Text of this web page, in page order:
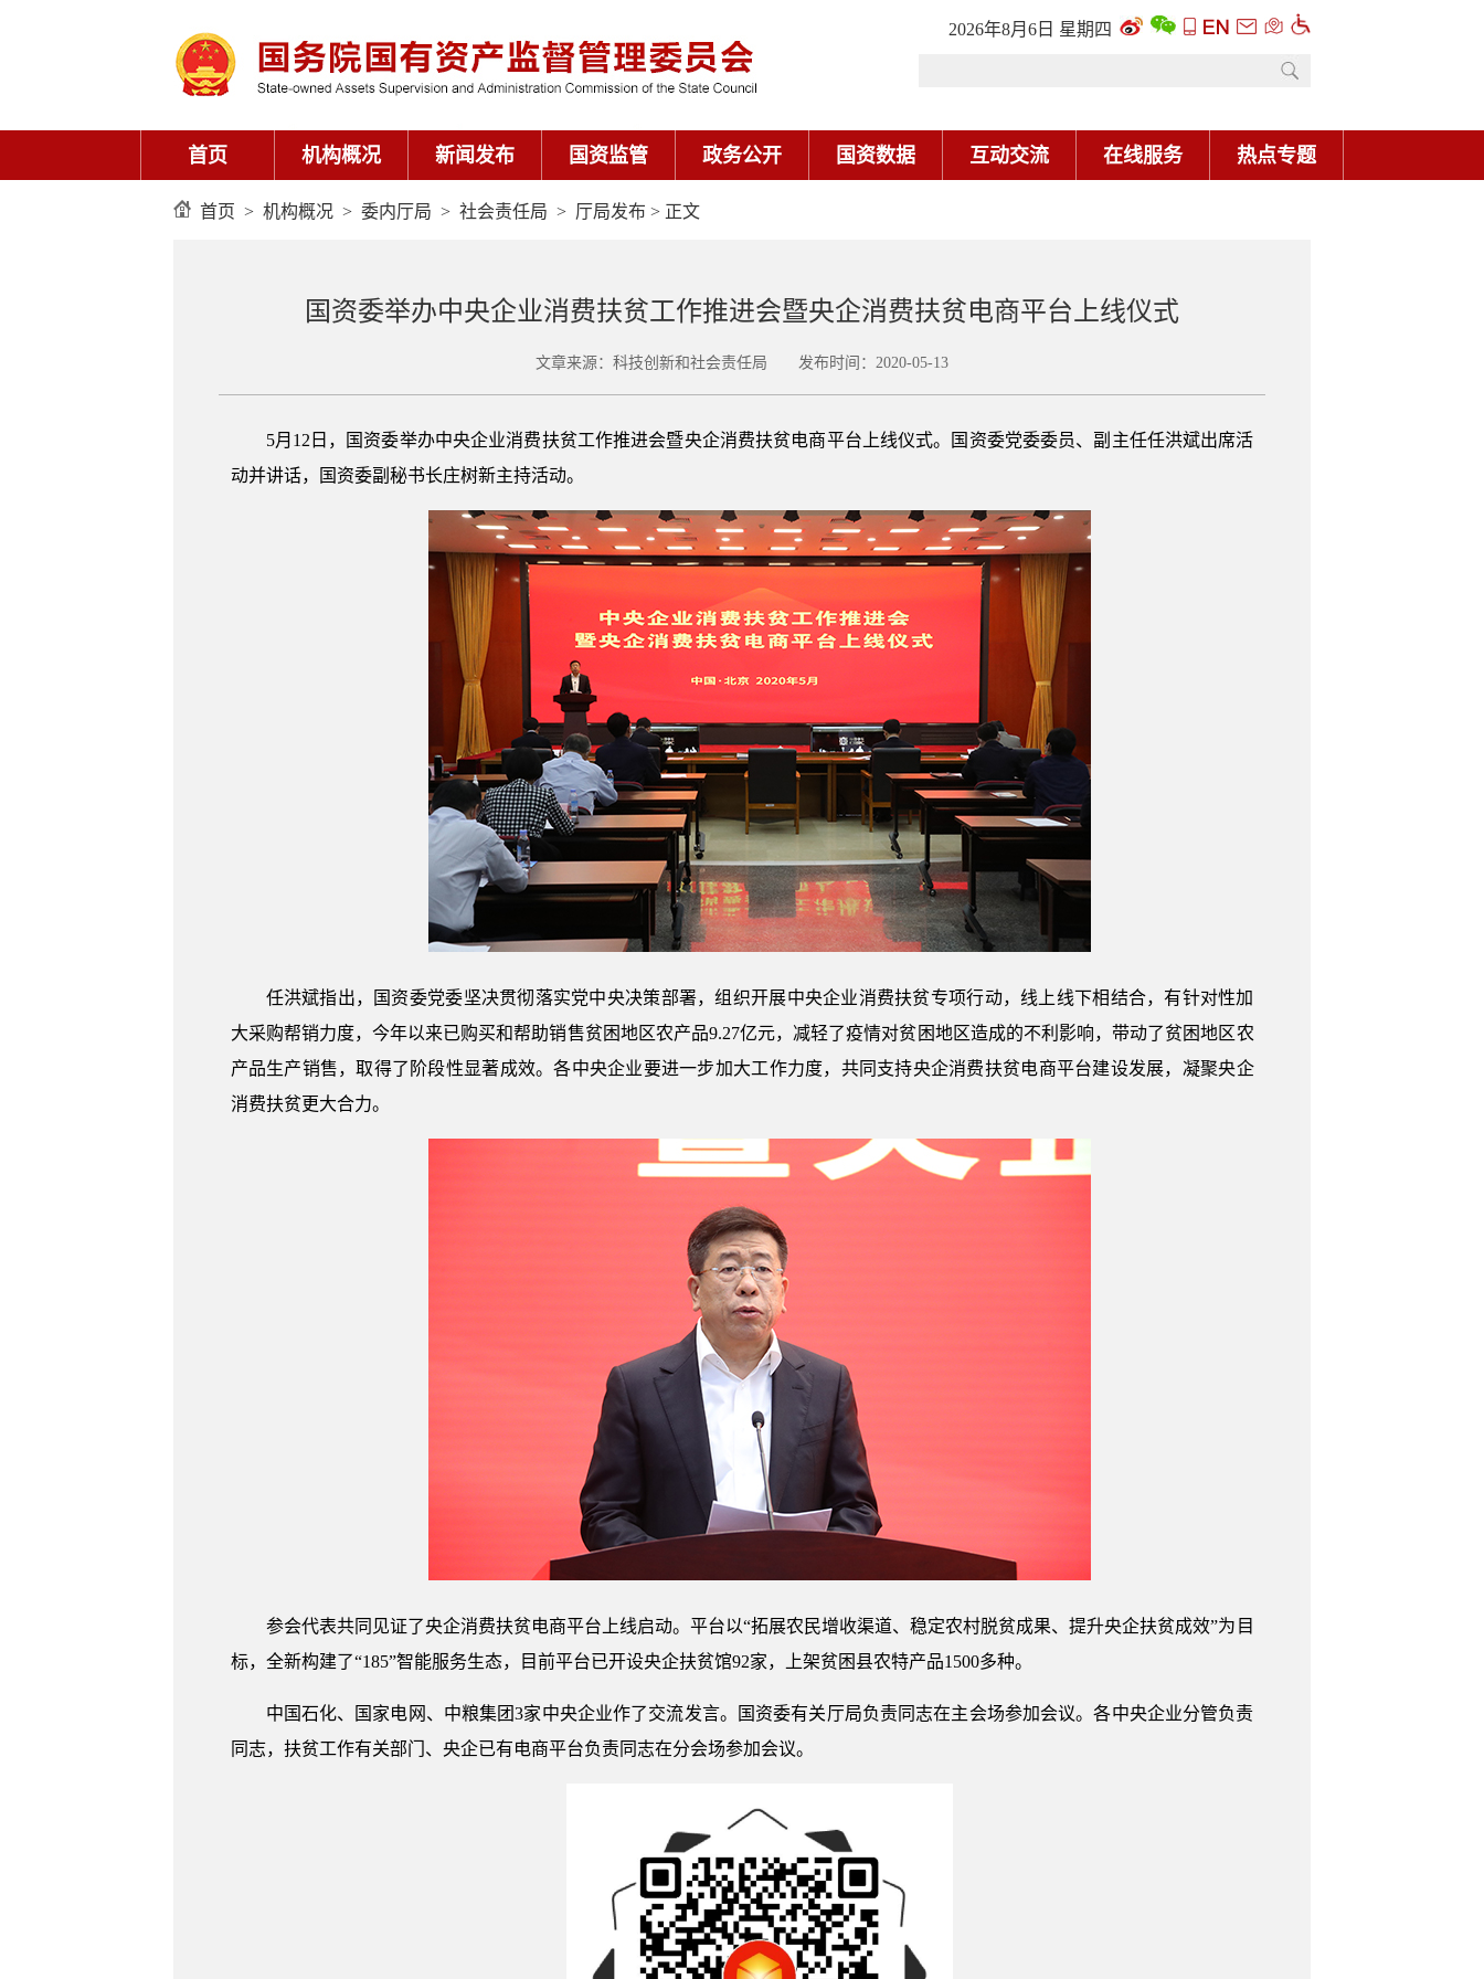
2026年8月6日 星期四
首页 机构概况 新闻发布 国资监管 政务公开 国资数据 互动交流 在线服务 热点专题
首页 > 机构概况 > 委内厅局 > 社会责任局 > 厅局发布 > 正文
国资委举办中央企业消费扶贫工作推进会暨央企消费扶贫电商平台上线仪式
文章来源：科技创新和社会责任局 发布时间：2020-05-13
5月12日，国资委举办中央企业消费扶贫工作推进会暨央企消费扶贫电商平台上线仪式。国资委党委委员、副主任任洪斌出席活
动并讲话，国资委副秘书长庄树新主持活动。
任洪斌指出，国资委党委坚决贯彻落实党中央决策部署，组织开展中央企业消费扶贫专项行动，线上线下相结合，有针对性加
大采购帮销力度，今年以来已购买和帮助销售贫困地区农产品9.27亿元，减轻了疫情对贫困地区造成的不利影响，带动了贫困地区农
产品生产销售，取得了阶段性显著成效。各中央企业要进一步加大工作力度，共同支持央企消费扶贫电商平台建设发展，凝聚央企
消费扶贫更大合力。
参会代表共同见证了央企消费扶贫电商平台上线启动。平台以“拓展农民增收渠道、稳定农村脱贫成果、提升央企扶贫成效”为目
标，全新构建了“185”智能服务生态，目前平台已开设央企扶贫馆92家，上架贫困县农特产品1500多种。
中国石化、国家电网、中粮集团3家中央企业作了交流发言。国资委有关厅局负责同志在主会场参加会议。各中央企业分管负责
同志，扶贫工作有关部门、央企已有电商平台负责同志在分会场参加会议。